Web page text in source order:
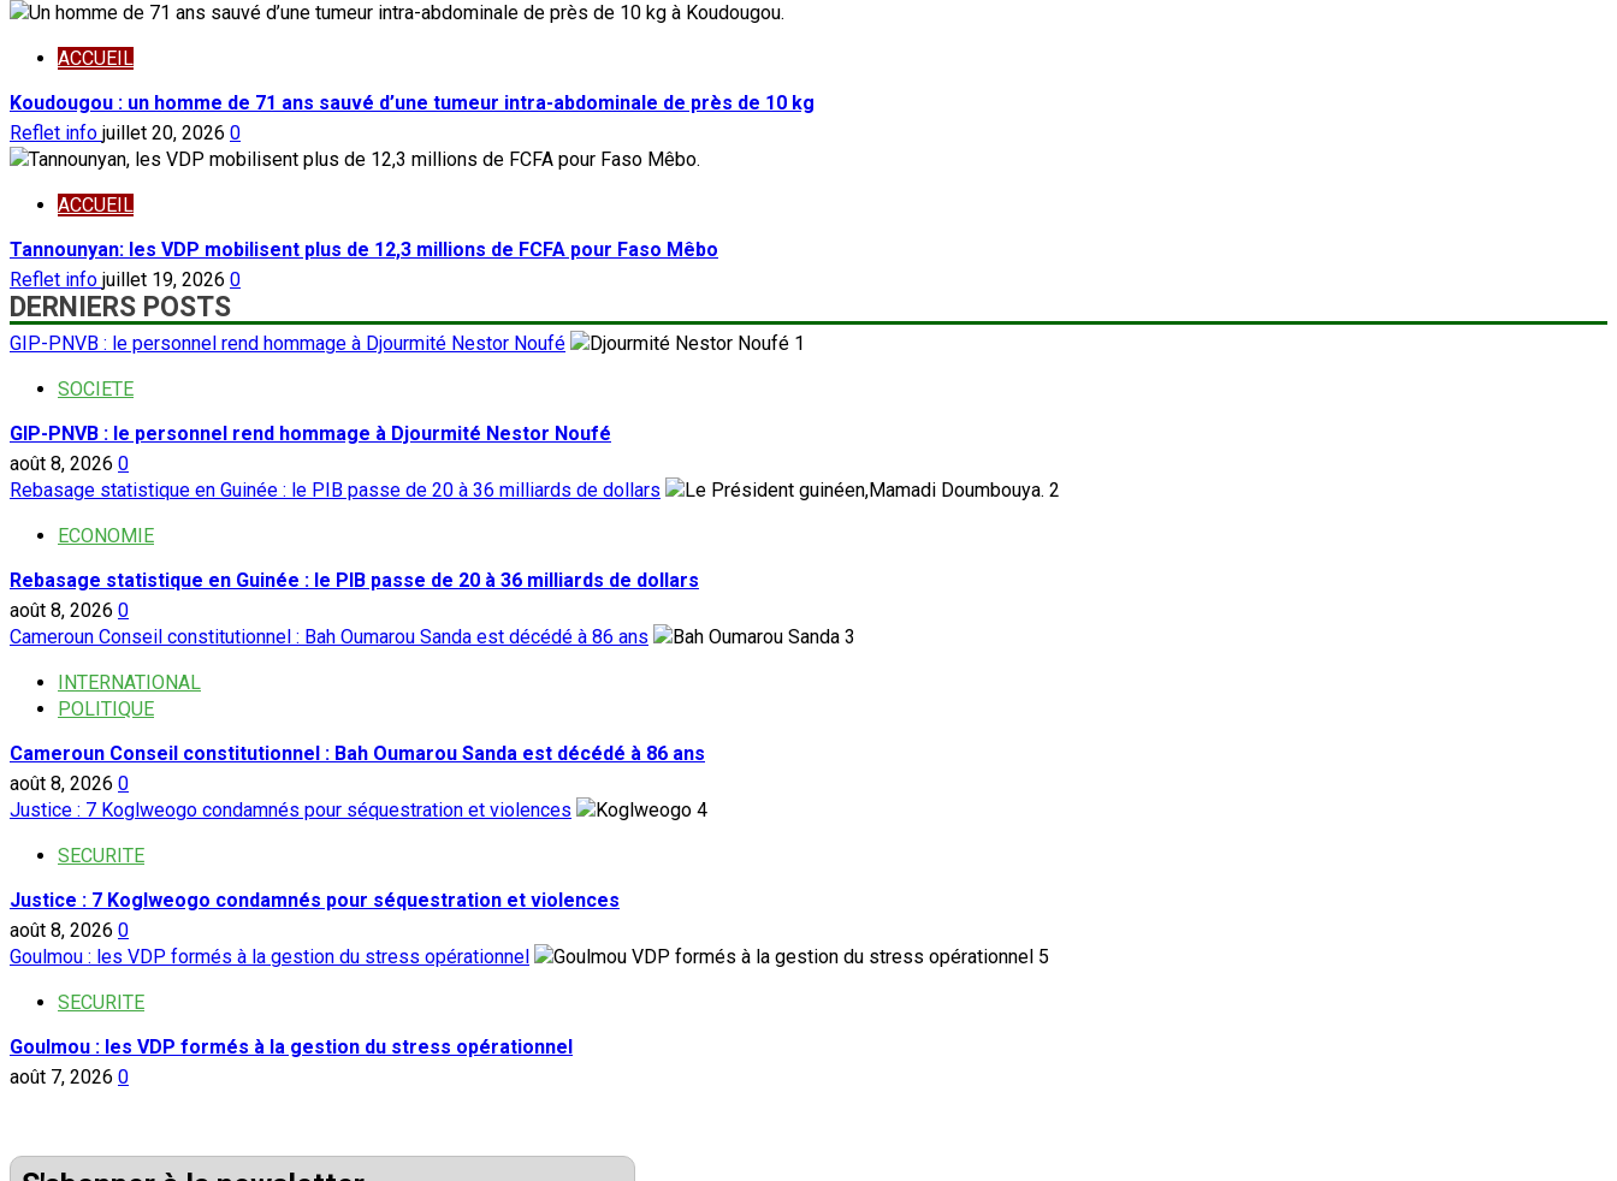
ACCUEIL
Koudougou : un homme de 71 ans sauvé d’une tumeur intra-abdominale de près de 10 kg
Reflet info juillet 20, 2026 0
ACCUEIL
Tannounyan: les VDP mobilisent plus de 12,3 millions de FCFA pour Faso Mêbo
Reflet info juillet 19, 2026 0
DERNIERS POSTS
GIP-PNVB : le personnel rend hommage à Djourmité Nestor Noufé
1
SOCIETE
GIP-PNVB : le personnel rend hommage à Djourmité Nestor Noufé
août 8, 2026 0
Rebasage statistique en Guinée : le PIB passe de 20 à 36 milliards de dollars
2
ECONOMIE
Rebasage statistique en Guinée : le PIB passe de 20 à 36 milliards de dollars
août 8, 2026 0
Cameroun Conseil constitutionnel : Bah Oumarou Sanda est décédé à 86 ans
3
INTERNATIONAL
POLITIQUE
Cameroun Conseil constitutionnel : Bah Oumarou Sanda est décédé à 86 ans
août 8, 2026 0
Justice : 7 Koglweogo condamnés pour séquestration et violences
4
SECURITE
Justice : 7 Koglweogo condamnés pour séquestration et violences
août 8, 2026 0
Goulmou : les VDP formés à la gestion du stress opérationnel
5
SECURITE
Goulmou : les VDP formés à la gestion du stress opérationnel
août 7, 2026 0